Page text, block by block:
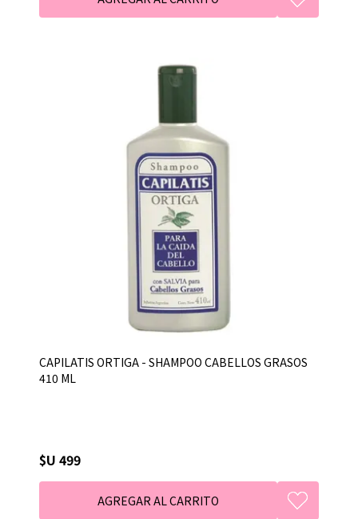
CAPILATIS ORTIGA - SHAMPOO CABELLOS GRASOS
410 ML
$U 499